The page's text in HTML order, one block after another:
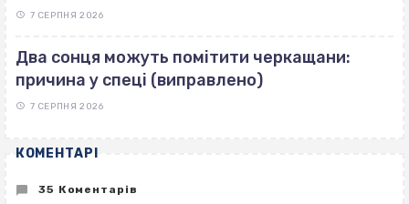
7 СЕРПНЯ 2026
Два сонця можуть помітити черкащани:
причина у спеці (виправлено)
7 СЕРПНЯ 2026
КОМЕНТАРІ
35 Коментарів